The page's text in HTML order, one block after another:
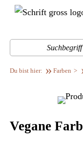
Farben
Vegane